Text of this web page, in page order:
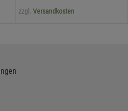
zzgl. Versandkosten